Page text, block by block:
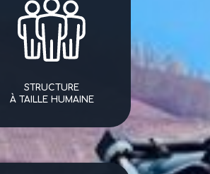
STRUCTURE
À TAILLE HUMAINE